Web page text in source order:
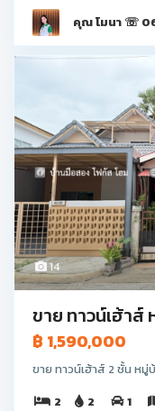
คุณ โมนา ☏
14
ขาย ทาวน์เฮ้า
฿ 1,590,000
ขาย ทาวน์เฮ้าส์ 2 ชั้น ห
2
2 1